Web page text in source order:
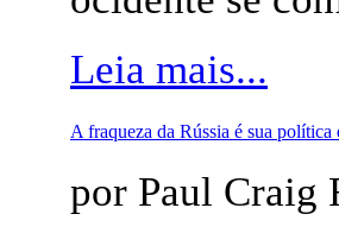
Leia mais...
A fraqueza da Rússia é sua política
por Paul Craig